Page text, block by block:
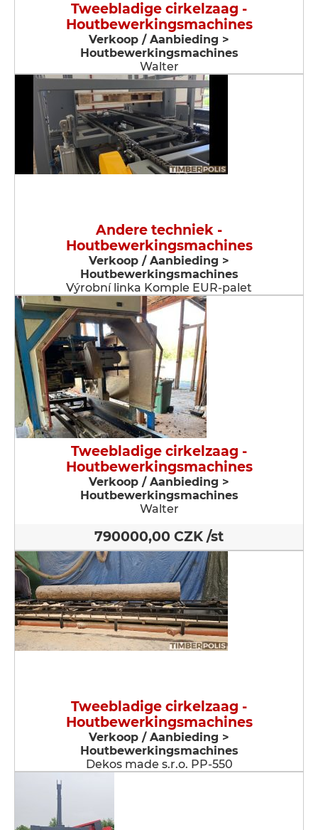
Tweebladige cirkelzaag -
Houtbewerkingsmachines
Verkoop / Aanbieding >
Houtbewerkingsmachines
Walter
Andere techniek -
Houtbewerkingsmachines
Verkoop / Aanbieding >
Houtbewerkingsmachines
Výrobní linka Komple EUR-palet
Tweebladige cirkelzaag -
Houtbewerkingsmachines
Verkoop / Aanbieding >
Houtbewerkingsmachines
Walter
790000,00 CZK /st
Tweebladige cirkelzaag -
Houtbewerkingsmachines
Verkoop / Aanbieding >
Houtbewerkingsmachines
Dekos made s.r.o. PP-550